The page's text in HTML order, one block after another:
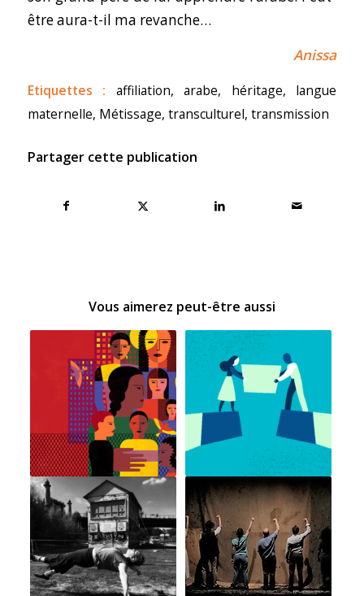
être aura-t-il ma revanche…
Anissa
Etiquettes : affiliation,arabe, héritage, langue
maternelle, Métissage, transculturel, transmission
Partager cette publication
Vous aimerez peut-être aussi